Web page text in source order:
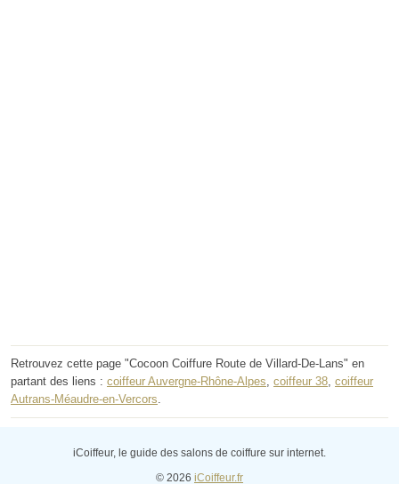
Retrouvez cette page "Cocoon Coiffure Route de Villard-De-Lans" en
partant des liens : coiffeur Auvergne-Rhône-Alpes, coiffeur 38, coiffeur
Autrans-Méaudre-en-Vercors.
iCoiffeur, le guide des salons de coiffure sur internet.
© 2026 iCoiffeur.fr